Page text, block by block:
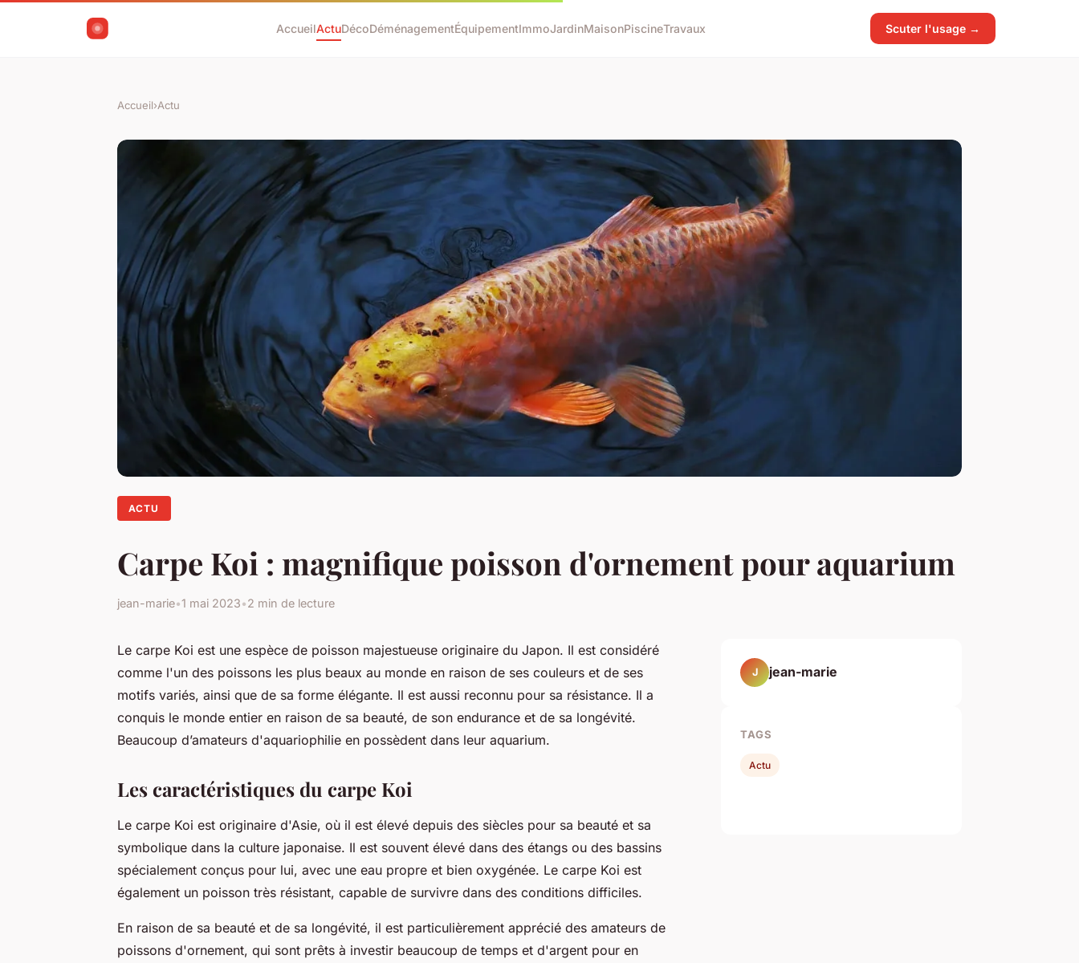
AccueilActuDécoDéménagementÉquipementImmoJardinMaisonPiscineTravaux Scuter l'usage →
Accueil›Actu
ACTU
Carpe Koi : magnifique poisson d'ornement pour aquarium
jean-marie•1 mai 2023•2 min de lecture
Le carpe Koi est une espèce de poisson majestueuse originaire du Japon. Il est considéré
comme l'un des poissons les plus beaux au monde en raison de ses couleurs et de ses
motifs variés, ainsi que de sa forme élégante. Il est aussi reconnu pour sa résistance. Il a
conquis le monde entier en raison de sa beauté, de son endurance et de sa longévité.
Beaucoup d’amateurs d'aquariophilie en possèdent dans leur aquarium.
Les caractéristiques du carpe Koi
Le carpe Koi est originaire d'Asie, où il est élevé depuis des siècles pour sa beauté et sa
symbolique dans la culture japonaise. Il est souvent élevé dans des étangs ou des bassins
spécialement conçus pour lui, avec une eau propre et bien oxygénée. Le carpe Koi est
également un poisson très résistant, capable de survivre dans des conditions difficiles.
En raison de sa beauté et de sa longévité, il est particulièrement apprécié des amateurs de
poissons d'ornement, qui sont prêts à investir beaucoup de temps et d'argent pour en
J jean-marie
TAGS
Actu